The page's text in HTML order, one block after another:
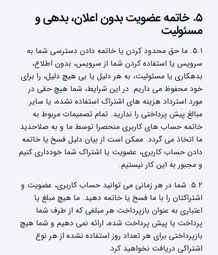
۵. خاتمه عضویت بدون اعلان، بدهی و
مسئولیت
۵.۱. ما حق محدود کردن یا خاتمه دادن دسترسی شما به
سرویس یا استفاده کردن شما از سرویس، بدون اطلاع،
بدهکاری یا مسئولیت، به هر دلیل یا بی هیچ دلیل، را برای
خود محفوظ می داریم. در این شرایط، شما هیچ حقی در
مورد استرداد هزینه های اشتراک استفاده نشده، یا سایر
مبالغ پیش پرداختی را ندارید. تمام تصمیمات مربوط به
خاتمه حساب های کاربری منحصرا توسط ما و به صلاحدید
ما اتخاذ می گردد. ممکن است از بیان دلیل فسخ یا خاتمه
دادن حساب کاربری، عضویت یا اشتراک شما خودداری کنیم
و مجبور به این کار نیستیم.
۵.۲. شما در هر زمانی می توانید حساب کاربری، عضویت و
اشتراکتان را با ما فسخ یا خاتمه دهید. ما هیچ مبلغ یا
اعتباری به عنوان بازپرداخت هر مبلغی که از طرف شما
پرداخت یا پیش پرداخت شده، ارائه نمی دهیم و شما هیچ
بازپرداختی برای هر تعداد روز استفاده نشده از هر نوع
اشتراکی دریافت نخواهید کرد.